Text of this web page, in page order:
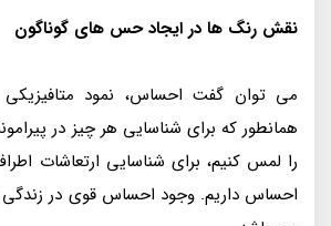
نقش رنگ ها در ایجاد حس های گوناگون
می توان گفت احساس، نمود
همانطور که برای شناسایی هر چیز در
را لمس کنیم، برای شناسایی ارتعاشات
احساس داریم. وجود احساس قوی در زندگی